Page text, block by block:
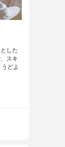
した
スキ
どよ